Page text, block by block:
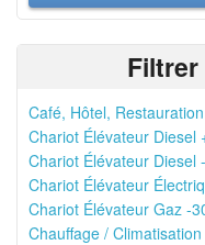
Café, Hôtel,
Chariot Élévateur Diesel
Chariot Élévateur Diesel
Chariot Élévateur
Chariot Élévateur Gaz -
Chauffage /